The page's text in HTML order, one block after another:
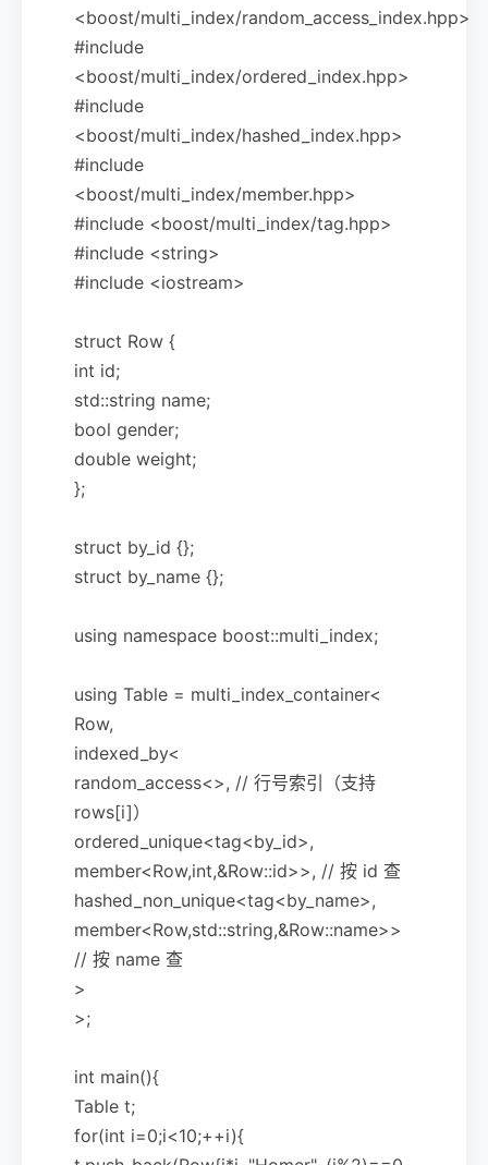
<boost/multi_index/random_access_index.hpp>
#include
<boost/multi_index/ordered_index.hpp>
#include
<boost/multi_index/hashed_index.hpp>
#include
<boost/multi_index/member.hpp>
#include <boost/multi_index/tag.hpp>
#include <string>
#include <iostream>
struct Row {
int id;
std::string name;
bool gender;
double weight;
};
struct by_id {};
struct by_name {};
using namespace boost::multi_index;
using Table = multi_index_container<
Row,
indexed_by<
random_access<>, // 行号索引（支持
rows[i]）
ordered_unique<tag<by_id>,
member<Row,int,&Row::id>>, // 按 id 查
hashed_non_unique<tag<by_name>,
member<Row,std::string,&Row::name>>
// 按 name 查
>
>;
int main(){
Table t;
for(int i=0;i<10;++i){